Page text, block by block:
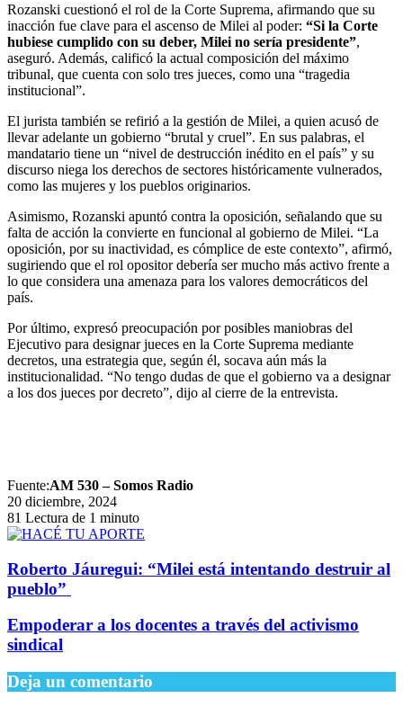
Rozanski cuestionó el rol de la Corte Suprema, afirmando que su
inacción fue clave para el ascenso de Milei al poder: “Si la Corte
hubiese cumplido con su deber, Milei no sería presidente”,
aseguró. Además, calificó la actual composición del máximo
tribunal, que cuenta con solo tres jueces, como una “tragedia
institucional”.
El jurista también se refirió a la gestión de Milei, a quien acusó de
llevar adelante un gobierno “brutal y cruel”. En sus palabras, el
mandatario tiene un “nivel de destrucción inédito en el país” y su
discurso niega los derechos de sectores históricamente vulnerados,
como las mujeres y los pueblos originarios.
Asimismo, Rozanski apuntó contra la oposición, señalando que su
falta de acción la convierte en funcional al gobierno de Milei. “La
oposición, por su inactividad, es cómplice de este contexto”, afirmó,
sugiriendo que el rol opositor debería ser mucho más activo frente a
lo que considera una amenaza para los valores democráticos del
país.
Por último, expresó preocupación por posibles maniobras del
Ejecutivo para designar jueces en la Corte Suprema mediante
decretos, una estrategia que, según él, socava aún más la
institucionalidad. “No tengo dudas de que el gobierno va a designar
a los dos jueces por decreto”, dijo al cierre de la entrevista.
Fuente:AM 530 – Somos Radio
20 diciembre, 2024
81 Lectura de 1 minuto
​Roberto Jáuregui: “Milei está intentando destruir al
pueblo”
Empoderar a los docentes a través del activismo
sindical
Deja un comentario